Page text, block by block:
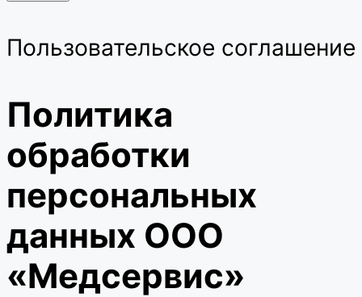
Пользовательское соглашение
Политика
обработки
персональных
данных ООО
«Медсервис»